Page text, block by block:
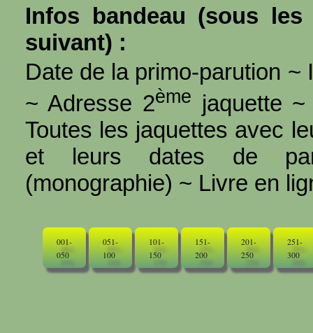
Infos bandeau (sous
suivant) :
Date de la primo-parution ~
~ Adresse 2ème jaquette
Toutes les jaquettes avec
et leurs dates de
(monographie) ~ Livre en
001-
050
051-
100
101-
150
151-
200
201-
250
251-
300